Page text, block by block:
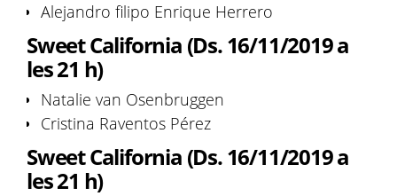
Alejandro filipo Enrique Herrero
Sweet California (Ds. 16/11/2019 a
les 21 h)
Natalie van Osenbruggen
Cristina Raventos Pérez
Sweet California (Ds. 16/11/2019 a
les 21 h)